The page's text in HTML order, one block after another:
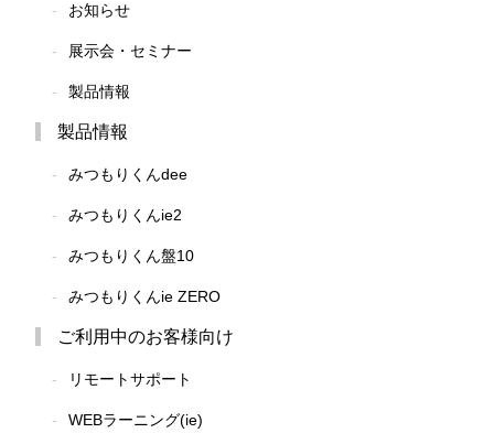
お知らせ
展示会・セミナー
製品情報
製品情報
みつもりくんdee
みつもりくんie2
みつもりくん盤10
みつもりくんie ZERO
ご利用中のお客様向け
リモートサポート
WEBラーニング(ie)